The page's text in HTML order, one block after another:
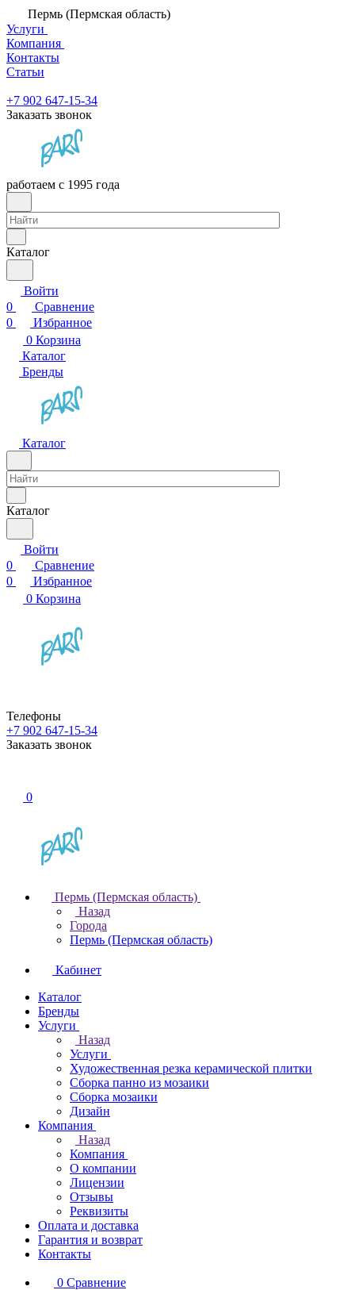
Пермь (Пермская область)
Услуги
Компания
Контакты
Статьи
+7 902 647-15-34
Заказать звонок
работаем с 1995 года
Каталог
Войти
0
Сравнение
0
Избранное
0 Корзина
Каталог
Бренды
Каталог
Каталог
Войти
0
Сравнение
0
Избранное
0 Корзина
Телефоны
+7 902 647-15-34
Заказать звонок
0
Пермь (Пермская область)
Назад
Города
Пермь (Пермская область)
Кабинет
Каталог
Бренды
Услуги
Назад
Услуги
Художественная резка керамической плитки
Сборка панно из мозаики
Сборка мозаики
Дизайн
Компания
Назад
Компания
О компании
Лицензии
Отзывы
Реквизиты
Оплата и доставка
Гарантия и возврат
Контакты
0 Сравнение